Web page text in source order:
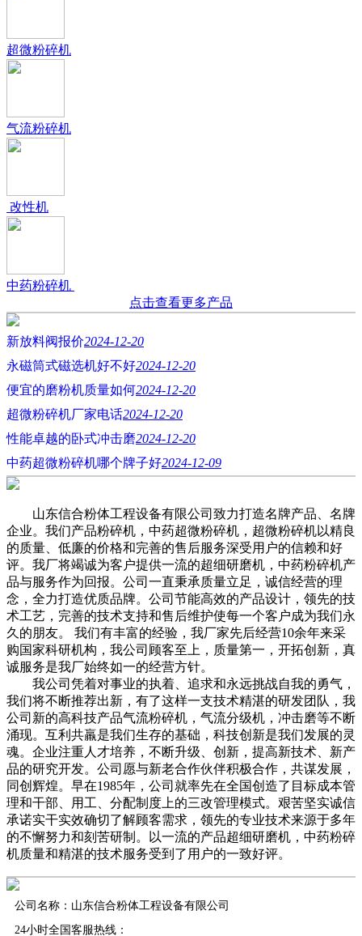
超微粉碎机
气流粉碎机
改性机
中药粉碎机
点击查看更多产品
新放料阀报价2024-12-20
永磁筒式磁选机好不好2024-12-20
便宜的磨粉机质量如何2024-12-20
超微粉碎机厂家电话2024-12-20
性能卓越的卧式冲击磨2024-12-20
中药超微粉碎机哪个牌子好2024-12-09
山东信合粉体工程设备有限公司致力打造名牌产品、名牌
企业。我们产品粉碎机，中药超微粉碎机，超微粉碎机以精良
的质量、低廉的价格和完善的售后服务深受用户的信赖和好
评。我厂将竭诚为客户提供一流的超细研磨机，中药粉碎机产
品与服务作为回报。公司一直秉承质量立足，诚信经营的理
念，全力打造优质品牌。公司节能高效的产品设计，领先的技
术工艺，完善的技术支持和售后维护使每一个客户成为我们永
久的朋友。 我们有丰富的经验，我厂家先后经营10余年来采
购国家科研机构，我公司顾客至上，质量第一，开拓创新，真
诚服务是我厂始终如一的经营方针。
我公司凭着对事业的执着、追求和永远挑战自我的勇气，
我们将不断推荐出新，有了这样一支技术精湛的研发团队，我
公司新的高科技产品气流粉碎机，气流分级机，冲击磨等不断
涌现。互利共羸是我们生存的基础，科技创新是我们发展的灵
魂。企业注重人才培养，不断升级、创新，提高新技术、新产
品的研究开发。公司愿与新老合作伙伴积极合作，共谋发展，
同创辉煌。早在1985年，公司就率先在全国创造了目标成本管
理和干部、用工、分配制度上的三改管理模式。艰苦坚实诚信
承诺实干实效确切了解顾客需求，领先的专业技术来源于多年
的不懈努力和刻苦研制。以一流的产品超细研磨机，中药粉碎
机质量和精湛的技术服务受到了用户的一致好评。
公司名称：山东信合粉体工程设备有限公司
24小时全国客服热线：